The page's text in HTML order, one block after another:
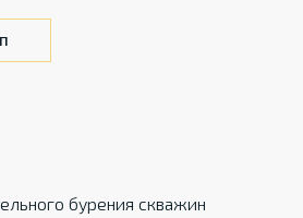
бурения скважин